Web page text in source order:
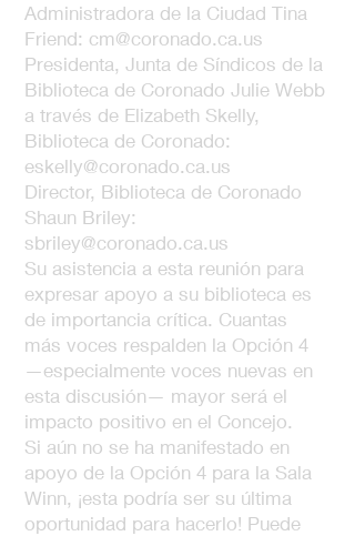
Administradora de la Ciudad Tina
Friend: cm@coronado.ca.us
Presidenta, Junta de Síndicos de la
Biblioteca de Coronado Julie Webb
a través de Elizabeth Skelly,
Biblioteca de Coronado:
eskelly@coronado.ca.us
Director, Biblioteca de Coronado
Shaun Briley:
sbriley@coronado.ca.us
Su asistencia a esta reunión para
expresar apoyo a su biblioteca es
de importancia crítica. Cuantas
más voces respalden la Opción 4
—especialmente voces nuevas en
esta discusión— mayor será el
impacto positivo en el Concejo.
Si aún no se ha manifestado en
apoyo de la Opción 4 para la Sala
Winn, ¡esta podría ser su última
oportunidad para hacerlo! Puede